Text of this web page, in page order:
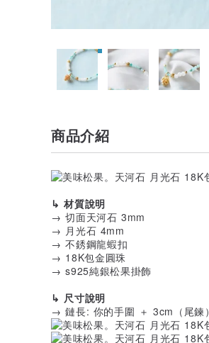
商品介紹
↳ 材質說明
→ 切面天河石 3mm
→ 月光石 4mm
→ 不銹鋼龍蝦扣
→ 18K包金圓珠
→ s925純銀松果掛飾
↳ 尺寸說明
→ 鏈長: 你的手圍 ＋ 3cm（尾鍊）